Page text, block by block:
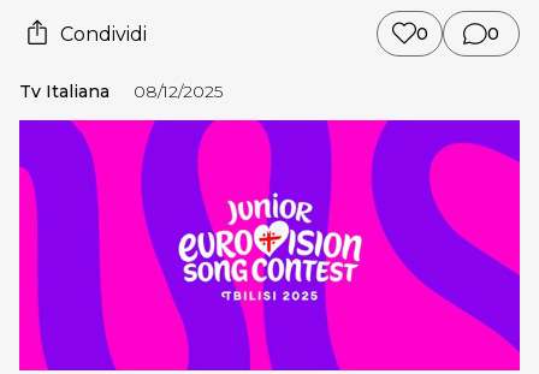
Condividi 0 0
Tv Italiana 08/12/2025